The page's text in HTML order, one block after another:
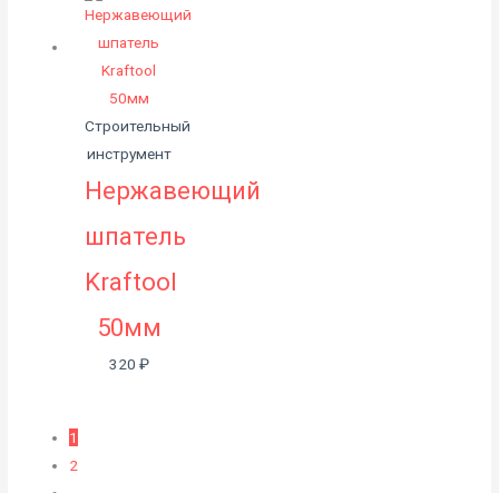
Строительный
инструмент
Нержавеющий
шпатель
Kraftool
50мм
320 ₽
1
2